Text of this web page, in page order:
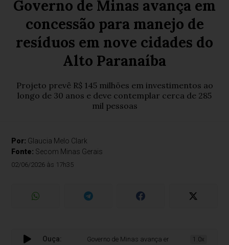
Governo de Minas avança em
concessão para manejo de
resíduos em nove cidades do
Alto Paranaíba
Projeto prevê R$ 145 milhões em investimentos ao
longo de 30 anos e deve contemplar cerca de 285
mil pessoas
Por: Glaucia Melo Clark
Fonte: Secom Minas Gerais
02/06/2026 às 17h35
Ouça: Governo de Minas avança em concessão para
1.0x